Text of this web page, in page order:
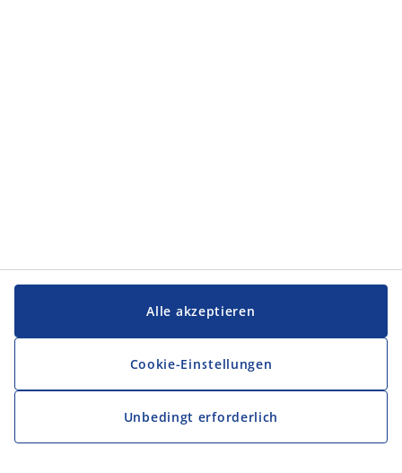
Alle akzeptieren
Cookie-Einstellungen
Unbedingt erforderlich